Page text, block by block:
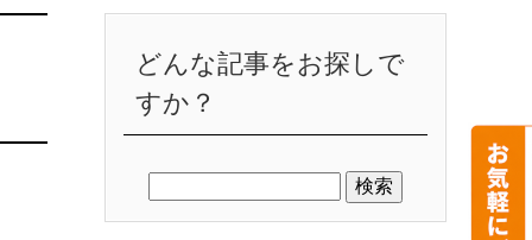
どんな記事をお探しで
すか？